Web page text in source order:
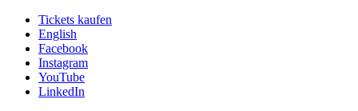
Tickets kaufen
English
Facebook
Instagram
YouTube
LinkedIn